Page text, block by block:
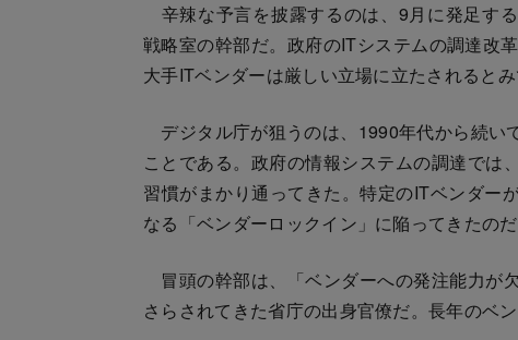
辛辣な予言を披露するのは、9月に発足す
戦略室の幹部だ。政府のITシステムの調達改
大手ITベンダーは厳しい立場に立たされるとみ
デジタル庁が狙うのは、1990年代から続い
ことである。政府の情報システムの調達では
習慣がまかり通ってきた。特定のITベンダー
なる「ベンダーロックイン」に陥ってきたのだ
冒頭の幹部は、「ベンダーへの発注能力が
さらされてきた省庁の出身官僚だ。長年のベ